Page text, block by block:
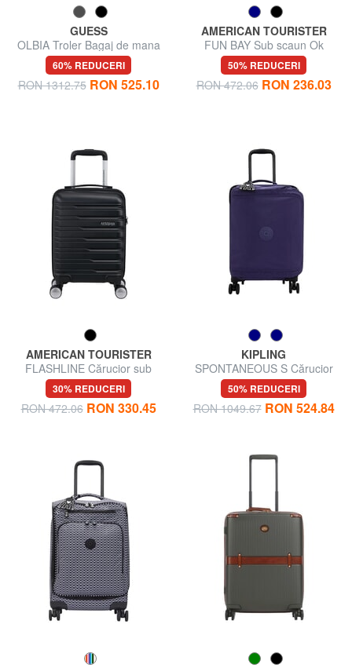
GUESS
OLBIA Troler Bagaj de mana
60% REDUCERI
RON 1312.75 RON 525.10
AMERICAN TOURISTER
FUN BAY Sub scaun Ok
Easyjet
50% REDUCERI
RON 472.06 RON 236.03
AMERICAN TOURISTER
FLASHLINE Cărucior sub
scaun ok Easyjet
30% REDUCERI
RON 472.06 RON 330.45
KIPLING
SPONTANEOUS S Cărucior
pentru bagaje de mână
50% REDUCERI
RON 1049.67 RON 524.84